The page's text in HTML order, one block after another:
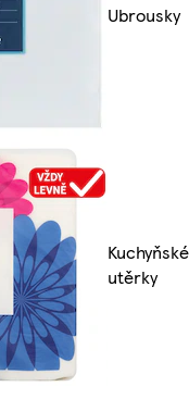
Ubrousky
Kuchyňské
utěrky